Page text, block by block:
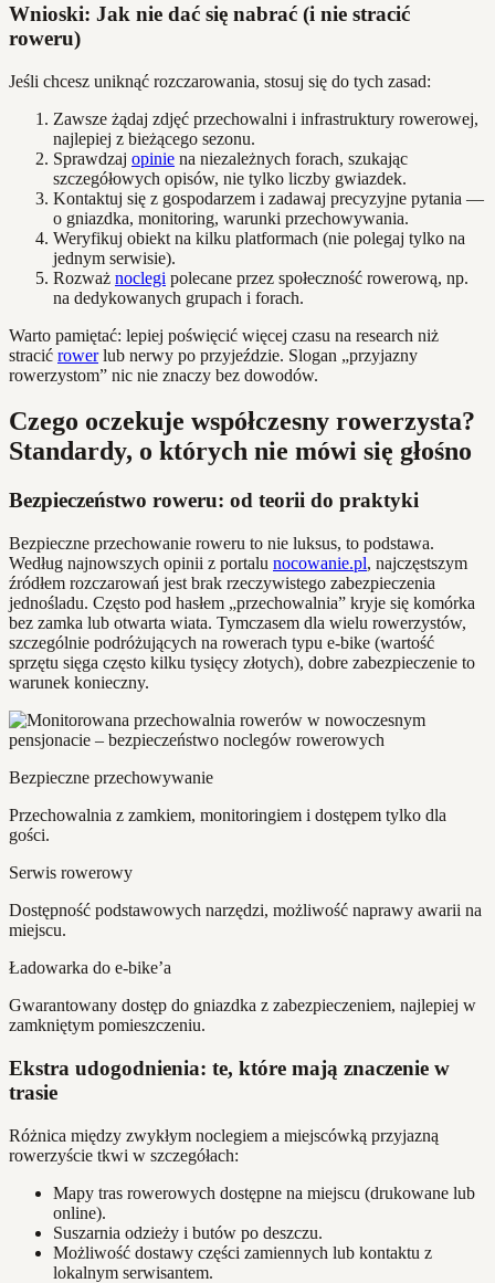
Wnioski: Jak nie dać się nabrać (i nie stracić
roweru)
Jeśli chcesz uniknąć rozczarowania, stosuj się do tych zasad:
Zawsze żądaj zdjęć przechowalni i infrastruktury rowerowej,
najlepiej z bieżącego sezonu.
Sprawdzaj opinie na niezależnych forach, szukając
szczegółowych opisów, nie tylko liczby gwiazdek.
Kontaktuj się z gospodarzem i zadawaj precyzyjne pytania —
o gniazdka, monitoring, warunki przechowywania.
Weryfikuj obiekt na kilku platformach (nie polegaj tylko na
jednym serwisie).
Rozważ noclegi polecane przez społeczność rowerową, np.
na dedykowanych grupach i forach.
Warto pamiętać: lepiej poświęcić więcej czasu na research niż
stracić rowerlub nerwy po przyjeździe. Slogan „przyjazny
rowerzystom” nic nie znaczy bez dowodów.
Czego oczekuje współczesny rowerzysta?
Standardy, o których nie mówi się głośno
Bezpieczeństwo roweru: od teorii do praktyki
Bezpieczne przechowanie roweru to nie luksus, to podstawa.
Według najnowszych opinii z portalu nocowanie.pl, najczęstszym
źródłem rozczarowań jest brak rzeczywistego zabezpieczenia
jednośladu. Często pod hasłem „przechowalnia” kryje się komórka
bez zamka lub otwarta wiata. Tymczasem dla wielu rowerzystów,
szczególnie podróżujących na rowerach typu e-bike (wartość
sprzętu sięga często kilku tysięcy złotych), dobre zabezpieczenie to
warunek konieczny.
Bezpieczne przechowywanie
Przechowalnia z zamkiem, monitoringiem i dostępem tylko dla
gości.
Serwis rowerowy
Dostępność podstawowych narzędzi, możliwość naprawy awarii na
miejscu.
Ładowarka do e-bike’a
Gwarantowany dostęp do gniazdka z zabezpieczeniem, najlepiej w
zamkniętym pomieszczeniu.
Ekstra udogodnienia: te, które mają znaczenie w
trasie
Różnica między zwykłym noclegiem a miejscówką przyjazną
rowerzyście tkwi w szczegółach:
Mapy tras rowerowych dostępne na miejscu (drukowane lub
online).
Suszarnia odzieży i butów po deszczu.
Możliwość dostawy części zamiennych lub kontaktu z
lokalnym serwisantem.